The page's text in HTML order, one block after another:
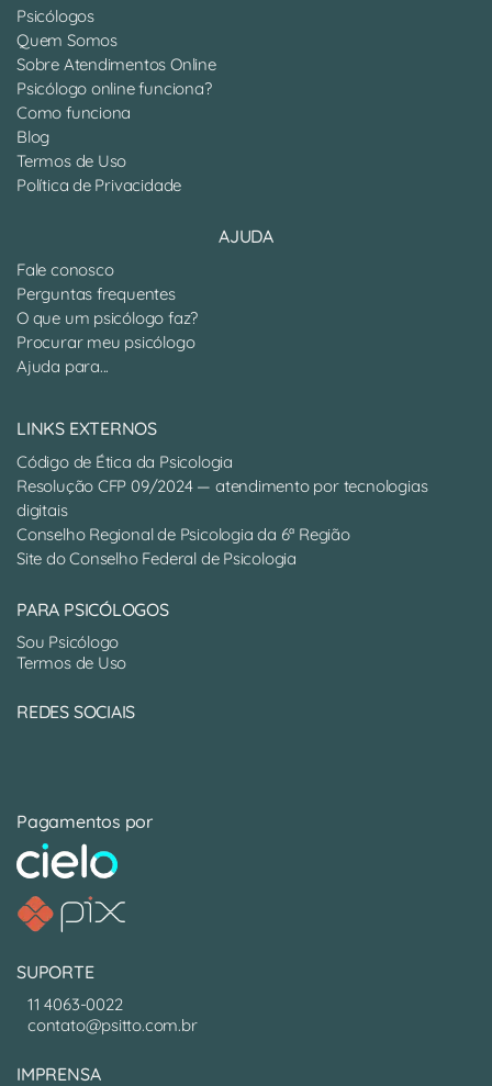
Psicólogos
Quem Somos
Sobre Atendimentos Online
Psicólogo online funciona?
Como funciona
Blog
Termos de Uso
Política de Privacidade
AJUDA
Fale conosco
Perguntas frequentes
O que um psicólogo faz?
Procurar meu psicólogo
Ajuda para...
LINKS EXTERNOS
Código de Ética da Psicologia
Resolução CFP 09/2024 — atendimento por tecnologias
digitais
Conselho Regional de Psicologia da 6ª Região
Site do Conselho Federal de Psicologia
PARA PSICÓLOGOS
Sou Psicólogo
Termos de Uso
REDES SOCIAIS
Pagamentos por
SUPORTE
11 4063-0022
contato@psitto.com.br
IMPRENSA